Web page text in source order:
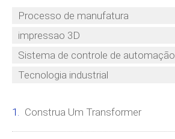
Processo de manufatura
impressao 3D
Sistema de controle de automação
Tecnologia industrial
Construa Um Transformer